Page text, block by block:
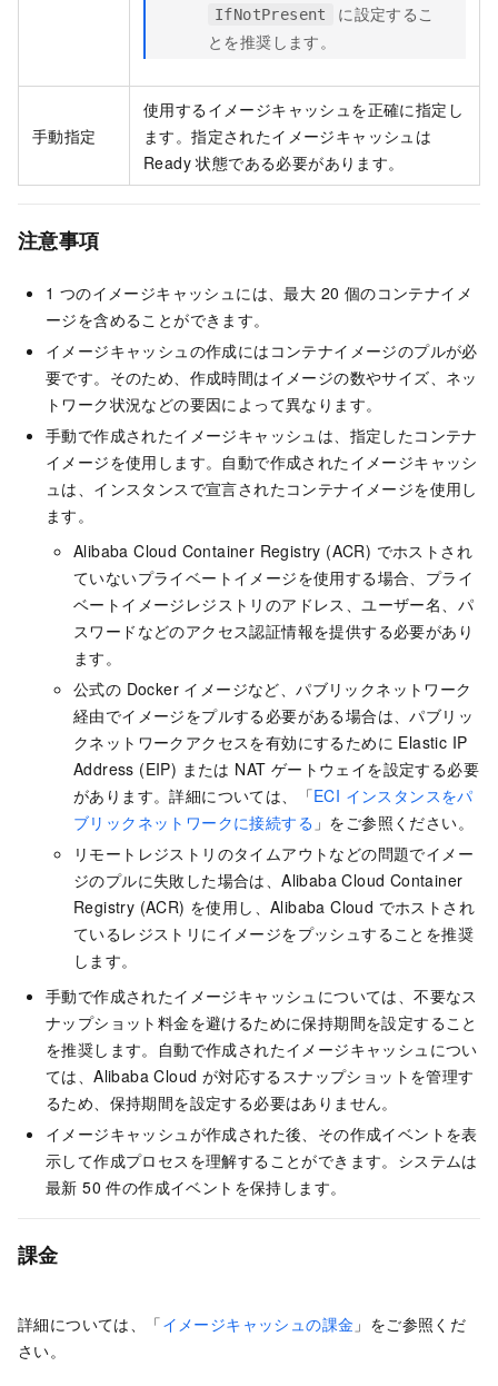
IfNotPresent
に設定するこ
とを推奨します。
手動指定
使用するイメージキャッシュを正確に指定し
ます。指定されたイメージキャッシュは
Ready 状態である必要があります。
注意事項
1 つのイメージキャッシュには、最大 20 個のコンテナイメ
ージを含めることができます。
イメージキャッシュの作成にはコンテナイメージのプルが必
要です。そのため、作成時間はイメージの数やサイズ、ネッ
トワーク状況などの要因によって異なります。
手動で作成されたイメージキャッシュは、指定したコンテナ
イメージを使用します。自動で作成されたイメージキャッシ
ュは、インスタンスで宣言されたコンテナイメージを使用し
ます。
Alibaba Cloud Container Registry (ACR) でホストされ
ていないプライベートイメージを使用する場合、プライ
ベートイメージレジストリのアドレス、ユーザー名、パ
スワードなどのアクセス認証情報を提供する必要があり
ます。
公式の Docker イメージなど、パブリックネットワーク
経由でイメージをプルする必要がある場合は、パブリッ
クネットワークアクセスを有効にするために Elastic IP
Address (EIP) または NAT ゲートウェイを設定する必要
があります。詳細については、「ECI インスタンスをパ
ブリックネットワークに接続する 」をご参照ください。
リモートレジストリのタイムアウトなどの問題でイメー
ジのプルに失敗した場合は、Alibaba Cloud Container
Registry (ACR) を使用し、Alibaba Cloud でホストされ
ているレジストリにイメージをプッシュすることを推奨
します。
手動で作成されたイメージキャッシュについては、不要なス
ナップショット料金を避けるために保持期間を設定すること
を推奨します。自動で作成されたイメージキャッシュについ
ては、Alibaba Cloud が対応するスナップショットを管理す
るため、保持期間を設定する必要はありません。
イメージキャッシュが作成された後、その作成イベントを表
示して作成プロセスを理解することができます。システムは
最新 50 件の作成イベントを保持します。
課金
詳細については、「イメージキャッシュの課金 」をご参照くだ
さい。